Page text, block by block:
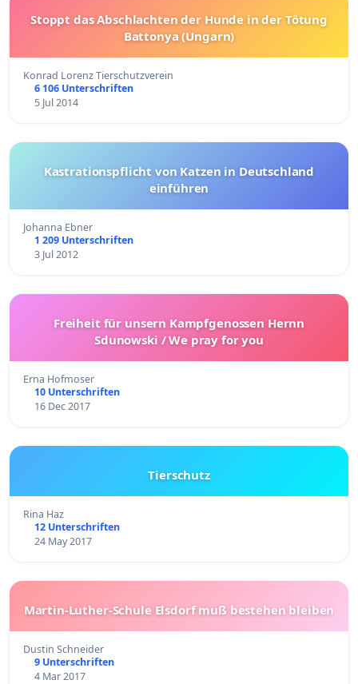
Stoppt das Abschlachten der Hunde in der Tötung
Battonya (Ungarn)
Konrad Lorenz Tierschutzverein
6 106 Unterschriften
5 Jul 2014
Kastrationspflicht von Katzen in Deutschland
einführen
Johanna Ebner
1 209 Unterschriften
3 Jul 2012
Freiheit für unsern Kampfgenossen Hernn
Sdunowski / We pray for you
Erna Hofmoser
10 Unterschriften
16 Dec 2017
Tierschutz
Rina Haz
12 Unterschriften
24 May 2017
Martin-Luther-Schule Elsdorf muß bestehen bleiben
Dustin Schneider
9 Unterschriften
4 Mar 2017